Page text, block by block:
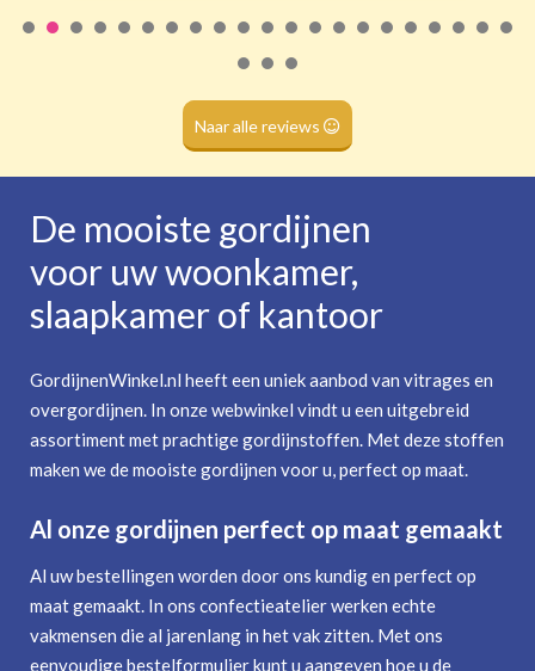
(dubbele tunnel)
Naar alle reviews
De mooiste gordijnen
voor uw woonkamer,
slaapkamer of kantoor
GordijnenWinkel.nl heeft een uniek aanbod van vitrages en
overgordijnen. In onze webwinkel vindt u een uitgebreid
assortiment met prachtige gordijnstoffen. Met deze stoffen
maken we de mooiste gordijnen voor u, perfect op maat.
Al onze gordijnen perfect op maat gemaakt
Al uw bestellingen worden door ons kundig en perfect op
maat gemaakt. In ons confectieatelier werken echte
vakmensen die al jarenlang in het vak zitten. Met ons
eenvoudige bestelformulier kunt u aangeven hoe u de